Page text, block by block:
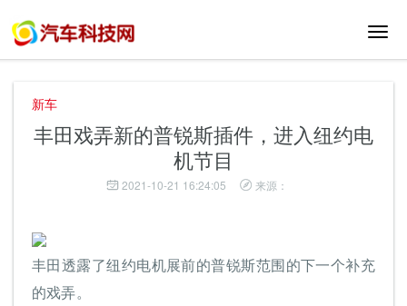
切
新车
丰田戏弄新的普锐斯插件，进入纽约电
机节目
2021-10-21 16:24:05 来源：
丰田透露了纽约电机展前的普锐斯范围的下一个补充
的戏弄。